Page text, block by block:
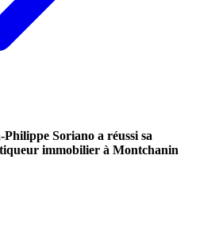
Soriano a réussi sa
immobilier à Montchanin